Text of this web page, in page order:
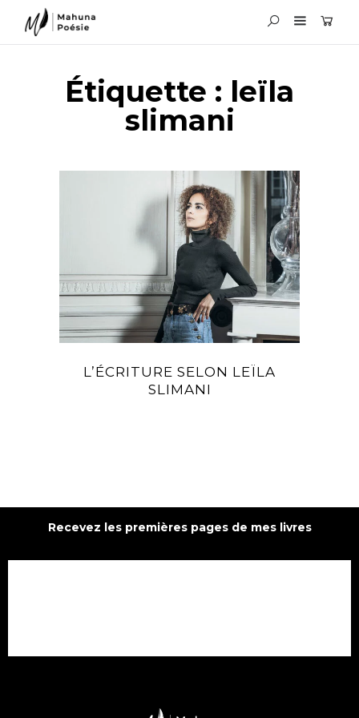
Étiquette : leïla
slimani
L’ÉCRITURE SELON LEÏLA
SLIMANI
Recevez les premières pages de mes livres